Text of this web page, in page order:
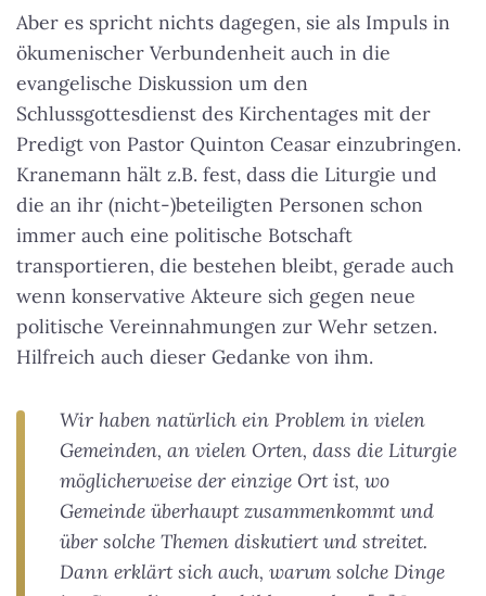
Aber es spricht nichts dagegen, sie als Impuls in
ökumenischer Verbundenheit auch in die
evangelische Diskussion um den
Schlussgottesdienst des Kirchentages mit der
Predigt von Pastor Quinton Ceasar einzubringen.
Kranemann hält z.B. fest, dass die Liturgie und
die an ihr (nicht-)beteiligten Personen schon
immer auch eine politische Botschaft
transportieren, die bestehen bleibt, gerade auch
wenn konservative Akteure sich gegen neue
politische Vereinnahmungen zur Wehr setzen.
Hilfreich auch dieser Gedanke von ihm.
Wir haben natürlich ein Problem in vielen
Gemeinden, an vielen Orten, dass die Liturgie
möglicherweise der einzige Ort ist, wo
Gemeinde überhaupt zusammenkommt und
über solche Themen diskutiert und streitet.
Dann erklärt sich auch, warum solche Dinge